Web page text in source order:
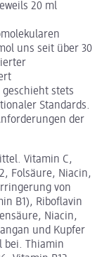
20 ml
uns seit über 30
stets
Standards.
der
Vitamin C,
Folsäure, Niacin,
von
B1), Riboflavin
Niacin,
und Kupfer
bei. Thiamin